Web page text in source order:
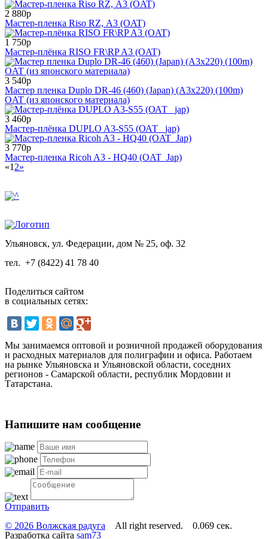
2 880р
Мастер-пленка Riso RZ, А3 (OAT)
1 750р
Мастер-плёнка RISO FR\RP A3 (OAT)
3 540р
Мастер пленка Duplo DR-46 (460) (Japan) (А3х220) (100m)
OAT (из японского материала)
3 460р
Мастер-плёнка DUPLO A3-S55 (ОАТ _jap)
3 770р
Мастер-пленка Ricoh A3 - HQ40 (OAT_Jap)
«1 2»
Ульяновск, ул. Федерации, дом № 25, оф. 32
тел. +7 (8422) 41 78 40
Поделиться сайтом
в социальных сетях:
Мы занимаемся оптовой и розничной продажей оборудования
и расходных материалов для полиграфии и офиса. Работаем
на рынке Ульяновска и Ульяновской области, соседних
регионов - Самарской области, республик Мордовии и
Татарстана.
Напишите нам сообщение
Отправить
© 2026 Волжская радуга All right reserved. 0.069 сек.
Разработка сайта sam73